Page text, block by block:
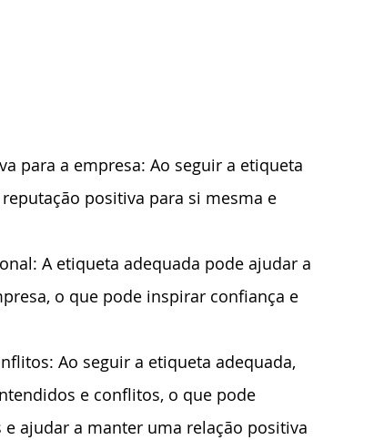
para a empresa: Ao seguir a etiqueta
positiva para si mesma e
A etiqueta adequada pode ajudar a
o que pode inspirar confiança e
Ao seguir a etiqueta adequada,
e conflitos, o que pode
ajudar a manter uma relação positiva